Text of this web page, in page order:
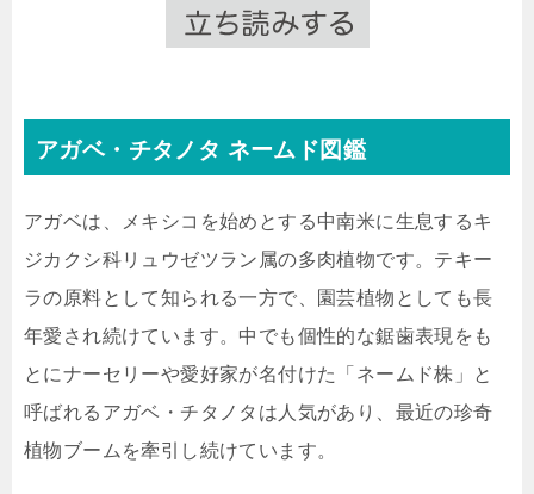
アガベ・チタノタ ネームド図鑑
アガベは、メキシコを始めとする中南米に生息するキ
ジカクシ科リュウゼツラン属の多肉植物です。テキー
ラの原料として知られる一方で、園芸植物としても長
年愛され続けています。中でも個性的な鋸歯表現をも
とにナーセリーや愛好家が名付けた「ネームド株」と
呼ばれるアガベ・チタノタは人気があり、最近の珍奇
植物ブームを牽引し続けています。